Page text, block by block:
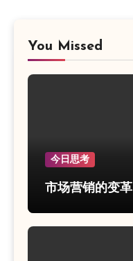
You Missed
今日思考
市场营销的变革